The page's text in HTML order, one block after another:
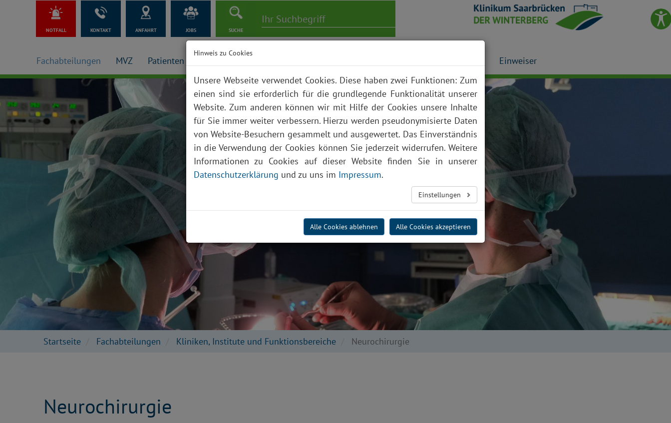
NOTFALL KONTAKT ANFAHRT JOBS SUCHE
Fachabteilungen MVZ Patienten + Besucher Einweiser
Startseite Fachabteilungen Kliniken, Institute und Funktionsbereiche Neurochirurgie
Neurochirurgie
Hinweis zu Cookies
Unsere Webseite verwendet Cookies. Diese haben zwei Funktionen: Zum
einen sind sie erforderlich für die grundlegende Funktionalität unserer
Website. Zum anderen können wir mit Hilfe der Cookies unsere Inhalte
für Sie immer weiter verbessern. Hierzu werden pseudonymisierte Daten
von Website-Besuchern gesammelt und ausgewertet. Das Einverständnis
in die Verwendung der Cookies können Sie jederzeit widerrufen. Weitere
Informationen zu Cookies auf dieser Website finden Sie in unserer
Datenschutzerklärung und zu uns im Impressum.
Einstellungen
Alle Cookies ablehnen Alle Cookies akzeptieren